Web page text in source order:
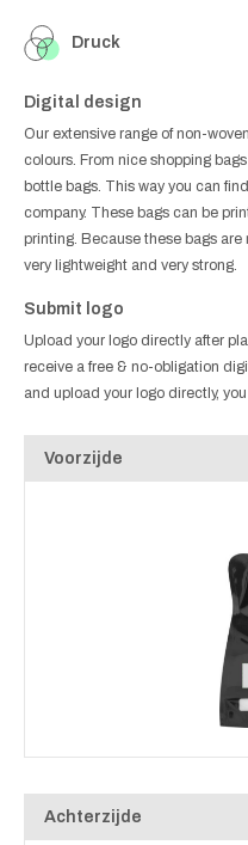
Druck
Digital design
Our extensive range of non-
colours. From nice shopping
bottle bags. This way you can
company. These bags can be
printing. Because these bags
very lightweight and very strong.
Submit logo
Upload your logo directly after
receive a free & no-obligation
and upload your logo directly,
Voorzijde
Achterzijde